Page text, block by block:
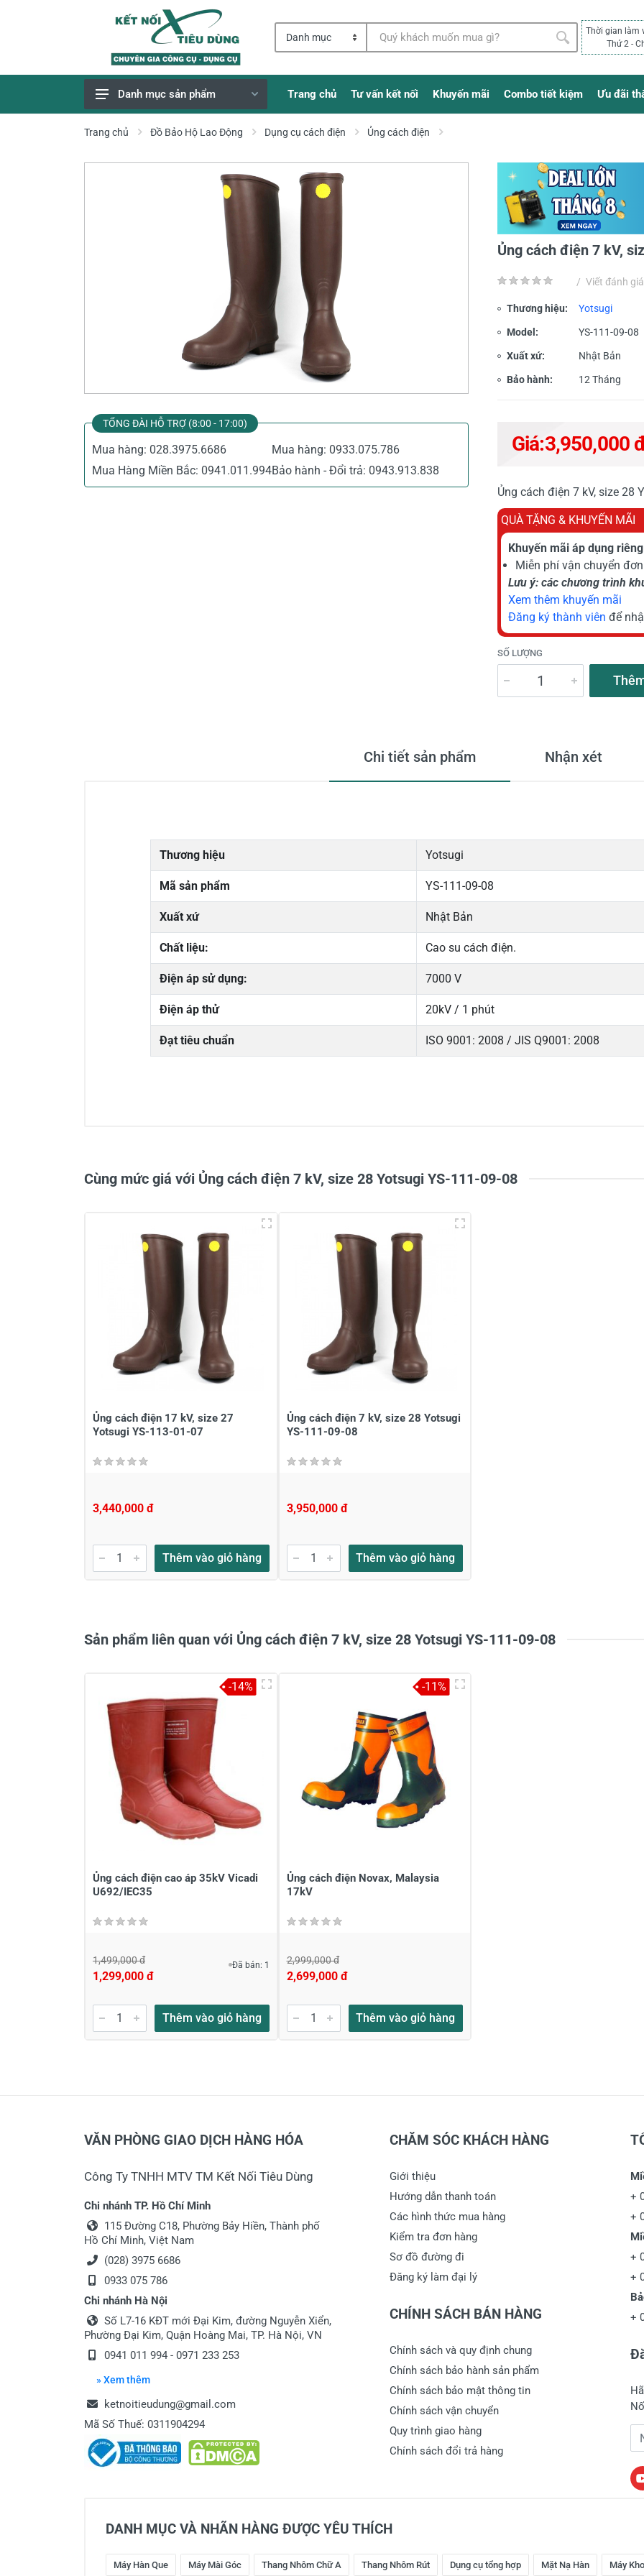
Thời gian làm
Thứ 2 -
Giao Hàng Miễn Phí
Danh mục sản phẩm Trang chủ Tư vấn kết nối Khuyến mãi Combo tiết kiệm Ưu đãi
Trang chủ Đồ Bảo Hộ Lao Động Dụng cụ cách điện Ủng cách điện
TỔNG ĐÀI HỖ TRỢ (8:00 - 17:00)
Mua hàng: 028.3975.6686 Mua hàng: 0933.075.786
Mua Hàng Miền Bắc: 0941.011.994Bảo hành - Đổi trả: 0943.913.838
Ủng cách điện 7 kV,
/ Viết đánh giá
Thương hiệu: Yotsugi
Model: YS-111-09-08
Xuất xứ: Nhật Bản
Bảo hành: 12 Tháng
Giá:3,950,000
Ủng cách điện 7 kV, size 28
QUÀ TẶNG & KHUYẾN MÃI
Khuyến mãi áp dụng
Miễn phí vận chuyển
Lưu ý: các chương trình
Xem thêm khuyến mãi
Đăng ký thành viên để
SỐ LƯỢNG
Chi tiết sản phẩm Nhận xét
Thương hiệu Yotsugi
Mã sản phẩm YS-111-09-08
Xuất xứ Nhật Bản
Chất liệu: Cao su cách điện.
Điện áp sử dụng: 7000 V
Điện áp thử 20kV / 1 phút
Đạt tiêu chuẩn ISO 9001: 2008 / JIS Q9001: 2008
Viết nhận xét về sản phẩm
Đánh giá sao Họ và tên*
Viết nhận xét của bạn vào bên dưới
Cùng mức giá với Ủng cách điện 7 kV, size 28 Yotsugi YS-111-09-08
Ủng cách điện 17 kV, size 27
Yotsugi YS-113-01-07
3,440,000 đ
Thêm vào giỏ hàng
Ủng cách điện 7 kV, size 28 Yotsugi
YS-111-09-08
3,950,000 đ
Thêm vào giỏ hàng
Sản phẩm liên quan với Ủng cách điện 7 kV, size 28 Yotsugi YS-111-09-08
Ủng cách điện cao áp 35kV Vicadi
U692/IEC35
1,499,000 đ
1,299,000 đ
Đã bán: 1
Thêm vào giỏ hàng
-14%
Ủng cách điện Novax, Malaysia
17kV
2,999,000 đ
2,699,000 đ
Thêm vào giỏ hàng
-11%
VĂN PHÒNG GIAO DỊCH HÀNG HÓA
Công Ty TNHH MTV TM Kết Nối Tiêu Dùng
Chi nhánh TP. Hồ Chí Minh
115 Đường C18, Phường Bảy Hiền, Thành phố
Hồ Chí Minh, Việt Nam
(028) 3975 6686
0933 075 786
Chi nhánh Hà Nội
Số L7-16 KĐT mới Đại Kim, đường Nguyễn Xiển,
Phường Đại Kim, Quận Hoàng Mai, TP. Hà Nội, VN
0941 011 994 - 0971 233 253
» Xem thêm
ketnoitieudung@gmail.com
Mã Số Thuế: 0311904294
CHĂM SÓC KHÁCH HÀNG
Giới thiệu
Hướng dẫn thanh toán
Các hình thức mua hàng
Kiểm tra đơn hàng
Sơ đồ đường đi
Đăng ký làm đại lý
CHÍNH SÁCH BÁN HÀNG
Chính sách và quy định chung
Chính sách bảo hành sản phẩm
Chính sách bảo mật thông tin
Chính sách vận chuyển
Quy trình giao hàng
Chính sách đổi trả hàng
+
+
+
+
+
DANH MỤC VÀ NHÃN HÀNG ĐƯỢC YÊU THÍCH
Máy Hàn Que Máy Mài Góc Thang Nhôm Chữ A Thang Nhôm Rút Dụng cụ tổng hợp Mặt Nạ Hàn Máy